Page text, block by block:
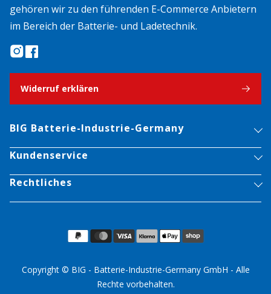
gehören wir zu den führenden E-Commerce Anbietern
im Bereich der Batterie- und Ladetechnik.
Widerruf erklären
BIG Batterie-Industrie-Germany
Kundenservice
Rechtliches
Copyright © BIG - Batterie-Industrie-Germany GmbH - Alle
Rechte vorbehalten.